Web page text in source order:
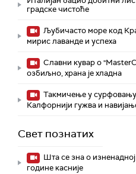
градске чистоће
Љубичасто море код
мирис лаванде и успеха
Славни кувар о
озбиљно, храна је хладна
Такмичење у
Калфорнији гужва и
Свет познатих
Шта се зна о
године касније